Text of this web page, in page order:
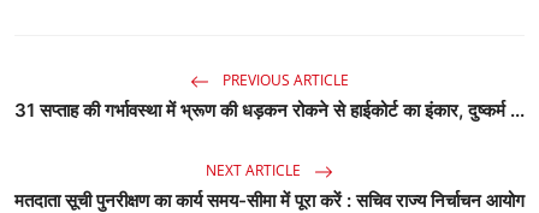
PREVIOUS ARTICLE
31 सप्ताह की गर्भावस्था में भ्रूण की धड़कन रोकने से हाईकोर्ट का इंकार, दुष्कर्म ...
NEXT ARTICLE
मतदाता सूची पुनरीक्षण का कार्य समय-सीमा में पूरा करें : सचिव राज्य निर्चाचन आयोग